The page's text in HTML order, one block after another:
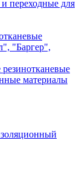
переходные для
"Баргер",
материалы